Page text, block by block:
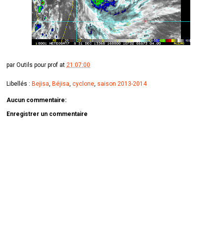
parOutils pour prof at21:07:00
Libellés : Bejisa, Béjisa,cyclone, saison 2013-2014
Aucun commentaire:
Enregistrer un commentaire